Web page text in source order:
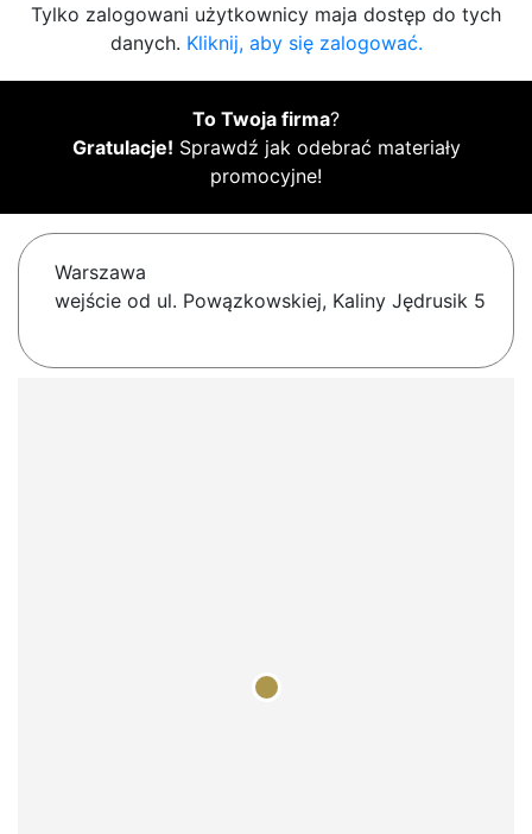
Tylko zalogowani użytkownicy maja dostęp do tych
danych. Kliknij, aby się zalogować.
To Twoja firma?
Gratulacje! Sprawdź jak odebrać materiały
promocyjne!
Warszawa
wejście od ul. Powązkowskiej, Kaliny Jędrusik 5